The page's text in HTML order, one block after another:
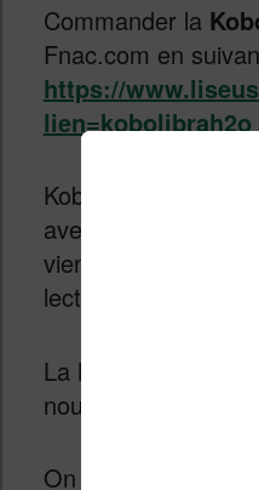
Commander la
Fnac.com en
https://
lien=kobolibrah2o
Kobo enterre donc
avec une nouvelle
vient s’imposer
lecture milieu de
La Kobo Libra H2O
nouvelle liseuse
On remarque